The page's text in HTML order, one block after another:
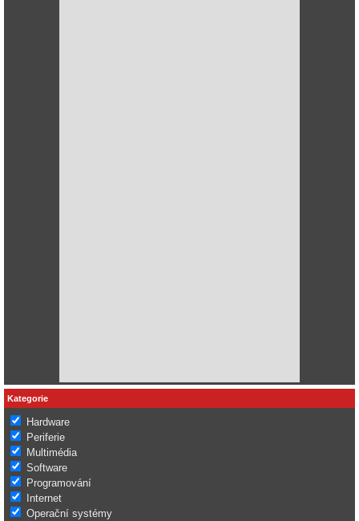
Kategorie
Hardware
Periferie
Multimédia
Software
Programování
Internet
Operační systémy